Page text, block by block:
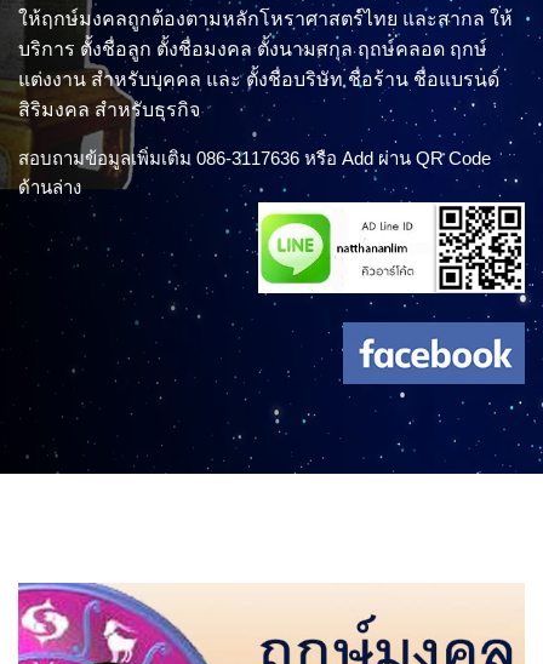
ให้ฤกษ์มงคลถูกต้องตามหลักโหราศาสตร์ไทย และสากล ให้
บริการ ตั้งชื่อลูก ตั้งชื่อมงคล ตั้งนามสกุล ฤกษ์คลอด ฤกษ์
แต่งงาน สำหรับบุคคล และ ตั้งชื่อบริษัท ชื่อร้าน ชื่อแบรนด์
สิริมงคล สำหรับธุรกิจ
สอบถามข้อมูลเพิ่มเติม 086-3117636 หรือ Add ผ่าน QR Code
ด้านล่าง